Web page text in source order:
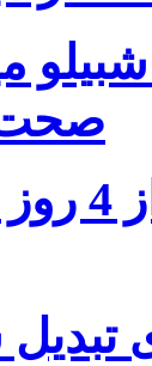
هر دو جنازه